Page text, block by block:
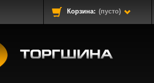
Корзина: (пусто)